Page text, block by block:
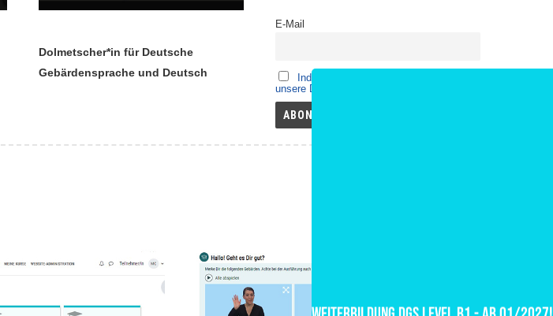
Dolmetscher*in für Deutsche
Gebärdensprache und Deutsch
E-Mail
Indem Du fortfährst, akzeptierst Du
unsere Datenschutzerklärung.